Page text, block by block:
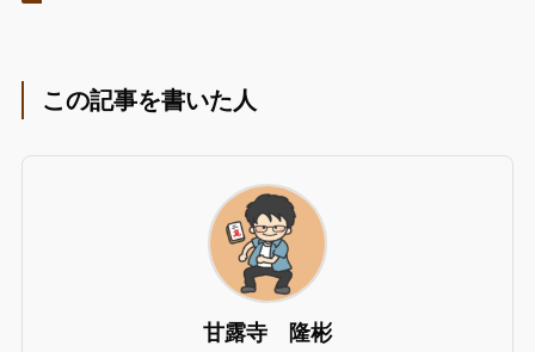
この記事を書いた人
甘露寺 隆彬